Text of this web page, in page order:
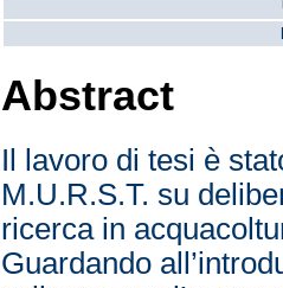
Abstract
Il lavoro di tesi è
M.U.R.S.T. su
ricerca in
Guardando